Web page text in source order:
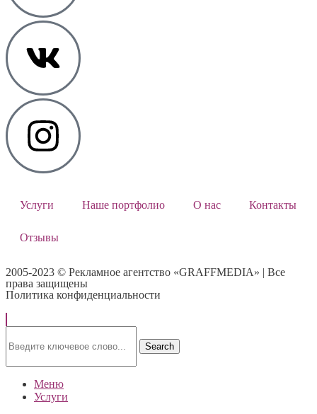
Услуги Наше портфолио О нас Контакты
Отзывы
2005-2023 © Рекламное агентство «GRAFFMEDIA» | Все
права защищены
Политика конфиденциальности
Search
Меню
Услуги